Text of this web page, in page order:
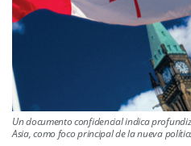
Un documento confidencial indica
Asia, como foco principal de la nueva